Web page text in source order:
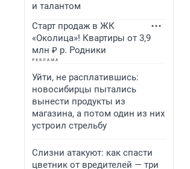
и талантом
Старт продаж в ЖК
«Околица»! Квартиры от 3,9
млн ₽ р. Родники
Уйти, не расплатившись:
новосибирцы пытались
вынести продукты из
магазина, а потом один из них
устроил стрельбу
Слизни атакуют: как спасти
цветник от вредителей — три